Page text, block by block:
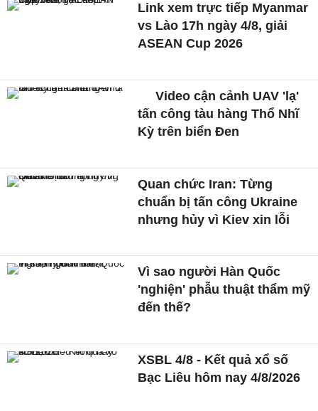
Link xem trực tiếp Myanmar
vs Lào 17h ngày 4/8, giải
ASEAN Cup 2026
Video cận cảnh UAV 'lạ'
tấn công tàu hàng Thổ Nhĩ
Kỳ trên biển Đen
Quan chức Iran: Từng
chuẩn bị tấn công Ukraine
nhưng hủy vì Kiev xin lỗi
Vì sao người Hàn Quốc
'nghiện' phẫu thuật thẩm mỹ
đến thế?
XSBL 4/8 - Kết quả xổ số
Bạc Liêu hôm nay 4/8/2026